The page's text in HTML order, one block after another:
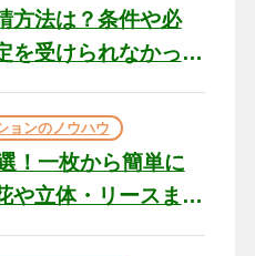
方法は？条件や必
を受けられなかっ
ョンのノウハウ
！一枚から簡単に
や立体・リースま